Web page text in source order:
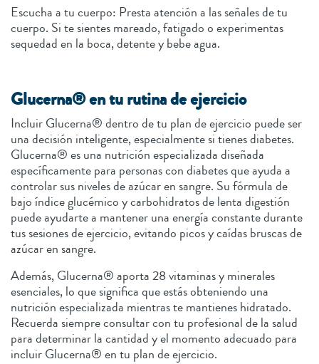
Escucha a tu cuerpo: Presta atención a las señales de tu
cuerpo. Si te sientes mareado, fatigado o experimentas
sequedad en la boca, detente y bebe agua.
Glucerna® en tu rutina de ejercicio
Incluir Glucerna® dentro de tu plan de ejercicio puede ser
una decisión inteligente, especialmente si tienes diabetes.
Glucerna® es una nutrición especializada diseñada
específicamente para personas con diabetes que ayuda a
controlar sus niveles de azúcar en sangre. Su fórmula de
bajo índice glucémico y carbohidratos de lenta digestión
puede ayudarte a mantener una energía constante durante
tus sesiones de ejercicio, evitando picos y caídas bruscas de
azúcar en sangre.
Además, Glucerna® aporta 28 vitaminas y minerales
esenciales, lo que significa que estás obteniendo una
nutrición especializada mientras te mantienes hidratado.
Recuerda siempre consultar con tu profesional de la salud
para determinar la cantidad y el momento adecuado para
incluir Glucerna® en tu plan de ejercicio.